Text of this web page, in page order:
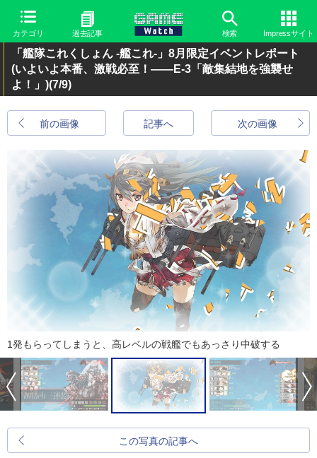
カテゴリ 過去記事 検索 Impressサイト
「艦隊これくしょん -艦これ-」8月限定イベントレポート
(いよいよ本番、激戦必至！――E-3「敵集結地を強襲せ
よ！」)(7/9)
前の画像 次の画像
記事へ
1発もらってしまうと、高レベルの戦艦でもあっさり中破する
この写真の記事へ